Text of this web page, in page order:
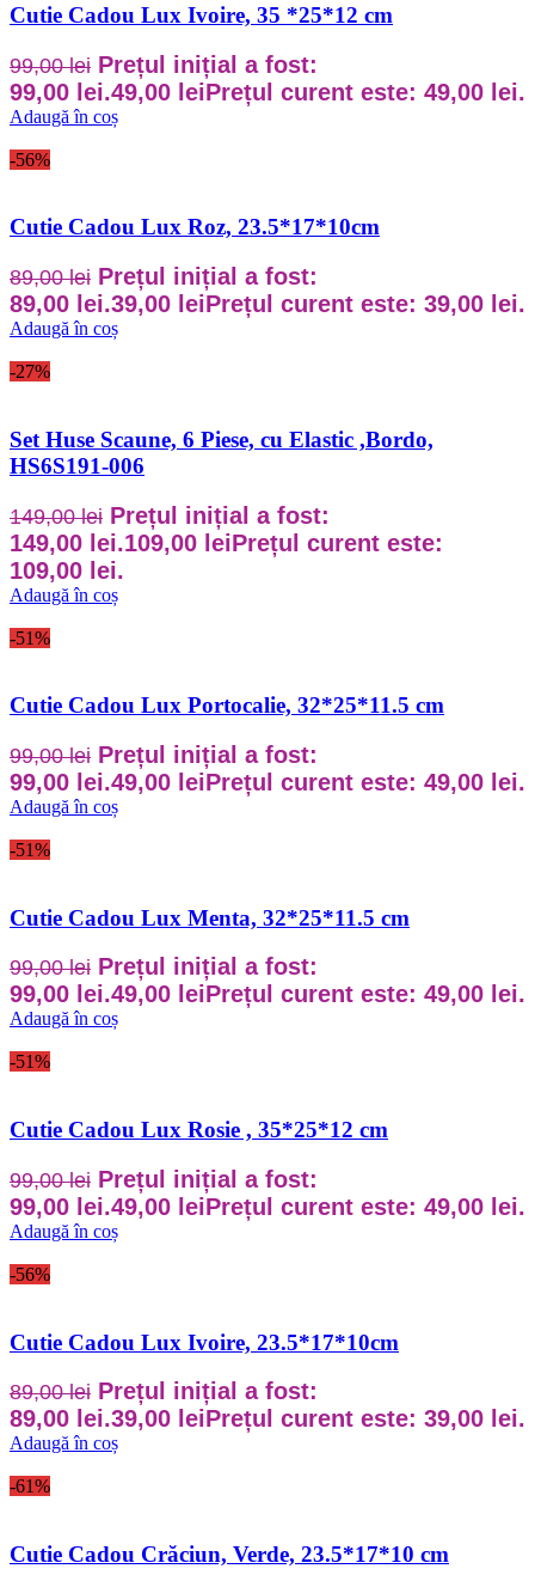
Cutie Cadou Lux Ivoire, 35 *25*12 cm
99,00lei Prețul inițial a fost:
99,00 lei.49,00 leiPrețul curent este: 49,00 lei.
Adaugă în coș
-56%
Cutie Cadou Lux Roz, 23.5*17*10cm
89,00lei Prețul inițial a fost:
89,00 lei.39,00 leiPrețul curent este: 39,00 lei.
Adaugă în coș
-27%
Set Huse Scaune, 6 Piese, cu Elastic ,Bordo,
HS6S191-006
149,00lei Prețul inițial a fost:
149,00 lei.109,00 leiPrețul curent este:
109,00 lei.
Adaugă în coș
-51%
Cutie Cadou Lux Portocalie, 32*25*11.5 cm
99,00lei Prețul inițial a fost:
99,00 lei.49,00 leiPrețul curent este: 49,00 lei.
Adaugă în coș
-51%
Cutie Cadou Lux Menta, 32*25*11.5 cm
99,00lei Prețul inițial a fost:
99,00 lei.49,00 leiPrețul curent este: 49,00 lei.
Adaugă în coș
-51%
Cutie Cadou Lux Rosie , 35*25*12 cm
99,00lei Prețul inițial a fost:
99,00 lei.49,00 leiPrețul curent este: 49,00 lei.
Adaugă în coș
-56%
Cutie Cadou Lux Ivoire, 23.5*17*10cm
89,00lei Prețul inițial a fost:
89,00 lei.39,00 leiPrețul curent este: 39,00 lei.
Adaugă în coș
-61%
Cutie Cadou Crăciun, Verde, 23.5*17*10 cm